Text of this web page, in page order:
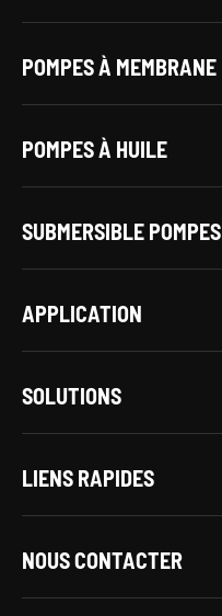
POMPES À MEMBRANE
POMPES À HUILE
SUBMERSIBLE POMPES
APPLICATION
SOLUTIONS
LIENS RAPIDES
NOUS CONTACTER